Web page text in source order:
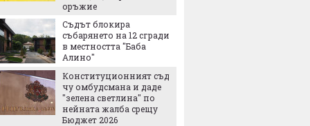
оръжие
Съдът блокира
събарянето на 12 сгради
в местността "Баба
Алино"
Конституционният съд
чу омбудсмана и даде
"зелена светлина" по
нейната жалба срещу
Бюджет 2026